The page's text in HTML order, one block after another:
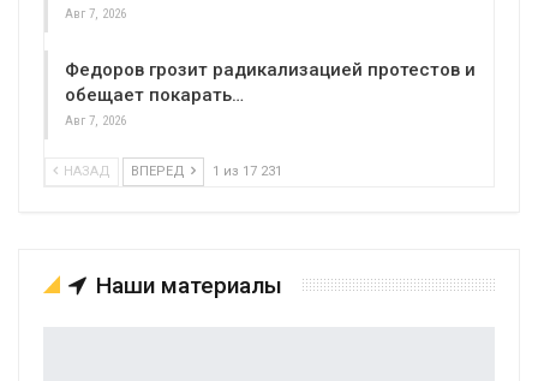
Авг 7, 2026
Федоров грозит радикализацией протестов и
обещает покарать…
Авг 7, 2026
НАЗАД ВПЕРЕД 1 из 17 231
Наши материалы